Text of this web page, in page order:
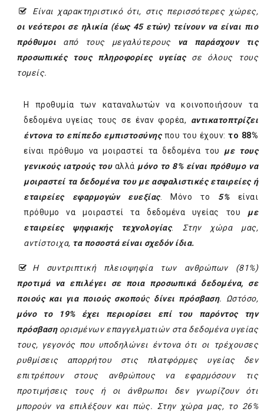
Είναι χαρακτηριστικό ότι, στις περισσότερες χώρες,
οι νεότεροι σε ηλικία (έως 45 ετών) τείνουν να είναι πιο
πρόθυμοι από τους μεγαλύτερους
να παράσχουν τις
προσωπικές τους πληροφορίες υγείαςσε όλους τους
τομείς.
Η προθυμία των καταναλωτών να κοινοποιήσουν τα
δεδομένα υγείας τους σε έναν φορέα, αντικατοπτρίζει
έντονα το επίπεδο εμπιστοσύνηςπου του έχουν: το 88%
είναι πρόθυμο να μοιραστεί τα δεδομένα του με τους
γενικούς ιατρούς τουαλλά μόνο το 8% είναι πρόθυμο να
μοιραστεί τα δεδομένα του με ασφαλιστικές εταιρείες ή
εταιρείες εφαρμογών ευεξίας. Μόνο το 5%είναι
πρόθυμο να μοιραστεί τα δεδομένα υγείας του με
εταιρείες ψηφιακής τεχνολογίας. Στην χώρα μας,
αντίστοιχα, τα ποσοστά είναι σχεδόν ίδια.
Η συντριπτική πλειοψηφία των ανθρώπων (81%)
προτιμά να επιλέγει σε ποια προσωπικά δεδομένα, σε
ποιούς και για ποιούς σκοπούς δίνει πρόσβαση. Ωστόσο,
μόνο το 19% έχει περιορίσει επί του παρόντος την
πρόσβαση ορισμένων επαγγελματιών στα δεδομένα υγείας
τους, γεγονός που υποδηλώνει έντονα ότι οι τρέχουσες
ρυθμίσεις απορρήτου στις πλατφόρμες υγείας δεν
επιτρέπουν στους ανθρώπους να εφαρμόσουν τις
προτιμήσεις τους ή οι άνθρωποι δεν γνωρίζουν ότι
μπορούν να επιλέξουν και πώς. Στην χώρα μας, το 26%